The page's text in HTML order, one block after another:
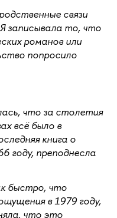
связи
записывала то, что
романов или
попросило
что за столетия
всё было в
книга о
году, преподнесла
быстро, что
в 1979 году,
что это